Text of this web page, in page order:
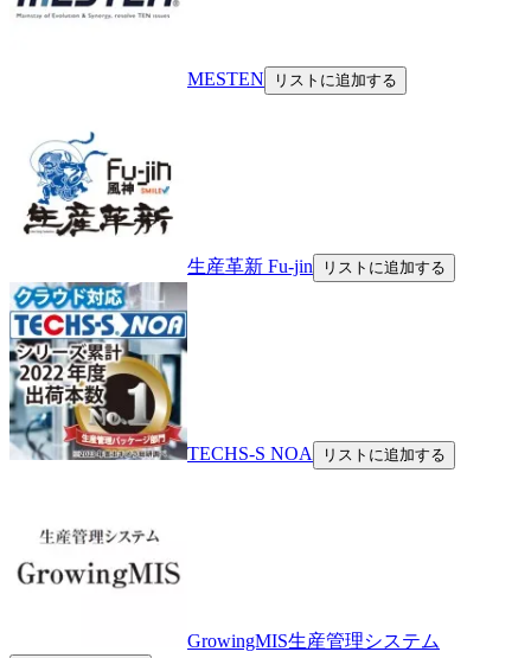
MESTEN リストに追加する
生産革新 Fu-jin リストに追加する
TECHS-S NOA リストに追加する
GrowingMIS生産管理システム